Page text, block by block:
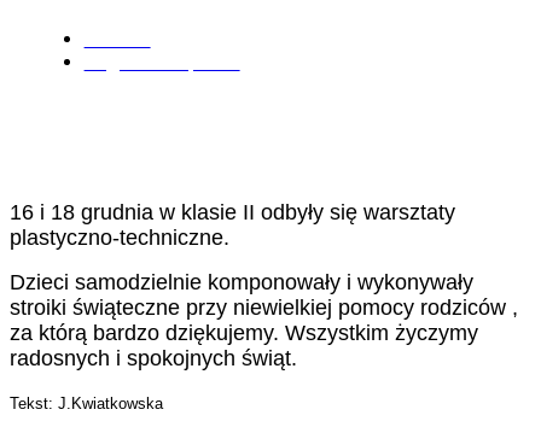
16 i 18 grudnia w klasie II odbyły się warsztaty
plastyczno-techniczne.
Dzieci samodzielnie komponowały i wykonywały
stroiki świąteczne przy niewielkiej pomocy rodziców ,
za którą bardzo dziękujemy. Wszystkim życzymy
radosnych i spokojnych świąt.
Tekst: J.Kwiatkowska